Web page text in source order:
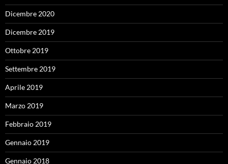
Dicembre 2020
Dicembre 2019
Ottobre 2019
Settembre 2019
Aprile 2019
Marzo 2019
Febbraio 2019
Gennaio 2019
Gennaio 2018